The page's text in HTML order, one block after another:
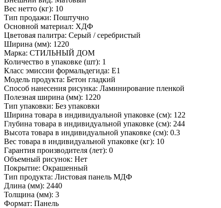
Вес нетто (кг): 10
Тип продажи: Поштучно
Основной материал: ХДФ
Цветовая палитра: Серый / серебристый
Ширина (мм): 1220
Марка: СТИЛЬНЫЙ ДОМ
Количество в упаковке (шт): 1
Класс эмиссии формальдегида: E1
Модель продукта: Бетон гладкий
Способ нанесения рисунка: Ламинирование пленкой
Полезная ширина (мм): 1220
Тип упаковки: Без упаковки
Ширина товара в индивидуальной упаковке (см): 122
Глубина товара в индивидуальной упаковке (см): 244
Высота товара в индивидуальной упаковке (см): 0.3
Вес товара в индивидуальной упаковке (кг): 10
Гарантия производителя (лет): 0
Объемный рисунок: Нет
Покрытие: Окрашенный
Тип продукта: Листовая панель МДФ
Длина (мм): 2440
Толщина (мм): 3
Формат: Панель